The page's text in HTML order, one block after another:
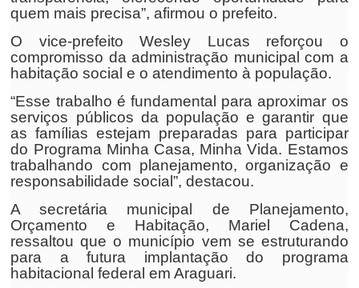
quem mais precisa”, afirmou o prefeito.
O vice-prefeito Wesley Lucas reforçou o
compromisso da administração municipal com a
habitação social e o atendimento à população.
“Esse trabalho é fundamental para aproximar os
serviços públicos da população e garantir que
as famílias estejam preparadas para participar
do Programa Minha Casa, Minha Vida. Estamos
trabalhando com planejamento, organização e
responsabilidade social”, destacou.
A secretária municipal de Planejamento,
Orçamento e Habitação, Mariel Cadena,
ressaltou que o município vem se estruturando
para a futura implantação do programa
habitacional federal em Araguari.